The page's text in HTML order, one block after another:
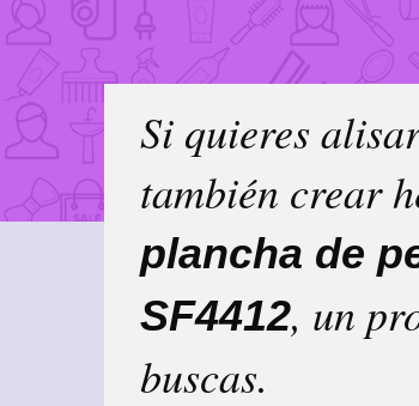
Si quieres
también crear
plancha de
SF4412, un
buscas.